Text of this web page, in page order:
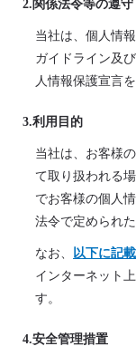
2.関係法令等の遵守
当社は、個人情
ガイドライン及
人情報保護宣言
3.利用目的
当社は、お客様
て取り扱われる
でお客様の個人
法令で定められ
なお、 以下に記載
インターネット
す。
4.安全管理措置